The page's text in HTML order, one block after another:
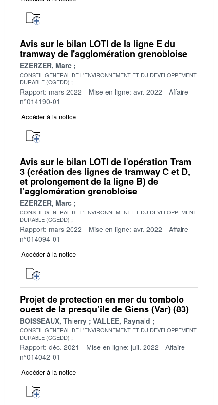
Avis sur le bilan LOTI de la ligne E du
tramway de l'agglomération grenobloise
EZERZER, Marc
CONSEIL GENERAL DE L'ENVIRONNEMENT ET DU DEVELOPPEMENT
DURABLE (CGEDD)
Rapport: mars 2022 Mise en ligne: avr. 2022
Affaire
n°014190-01
Accéder à la notice
Avis sur le bilan LOTI de l’opération Tram
3 (création des lignes de tramway C et D,
et prolongement de la ligne B) de
l’agglomération grenobloise
EZERZER, Marc
CONSEIL GENERAL DE L'ENVIRONNEMENT ET DU DEVELOPPEMENT
DURABLE (CGEDD)
Rapport: mars 2022 Mise en ligne: avr. 2022
Affaire
n°014094-01
Accéder à la notice
Projet de protection en mer du tombolo
ouest de la presqu’île de Giens (Var) (83)
BOISSEAUX, Thierry VALLEE, Raynald
CONSEIL GENERAL DE L'ENVIRONNEMENT ET DU DEVELOPPEMENT
DURABLE (CGEDD)
Rapport: déc. 2021 Mise en ligne: juil. 2022
Affaire
n°014042-01
Accéder à la notice